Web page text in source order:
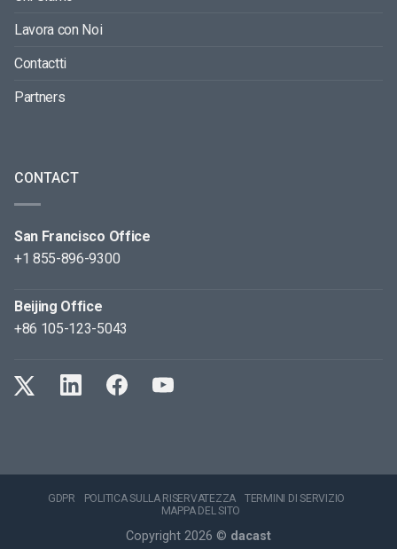
Lavora con Noi
Contactti
Partners
CONTACT
San Francisco Office
+1 855-896-9300
Beijing Office
+86 105-123-5043
GDPR POLITICA SULLA RISERVATEZZA
TERMINI DI SERVIZIO
MAPPA DEL SITO
Copyright 2026 © dacast